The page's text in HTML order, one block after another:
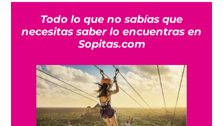
Todo lo que no sabías que
necesitas saber lo encuentras en
Sopitas.com